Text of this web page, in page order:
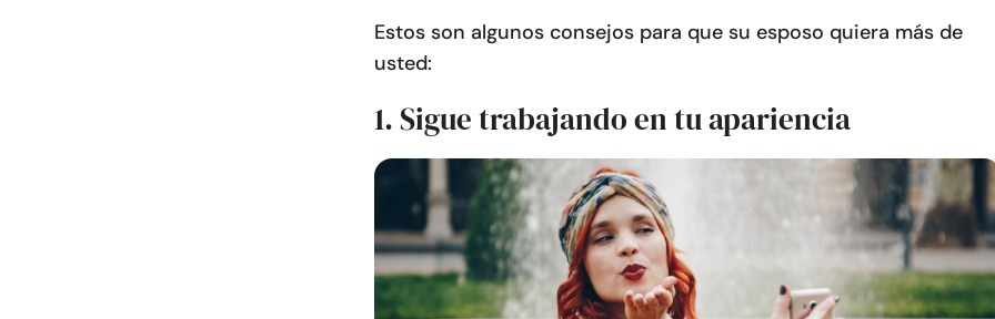
Estos son algunos consejos para que su esposo quiera más de
usted:
1. Sigue trabajando en tu apariencia